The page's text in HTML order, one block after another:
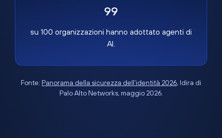
99
su 100 organizzazioni hanno adottato agenti di
AI.
Fonte: Panorama della sicurezza dell'identità 2026, Idira di
Palo Alto Networks, maggio 2026.